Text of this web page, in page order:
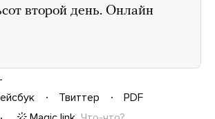
второй день. Онлайн
Твиттер
PDF